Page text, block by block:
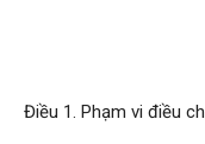
Điều 1. Phạm vi điều